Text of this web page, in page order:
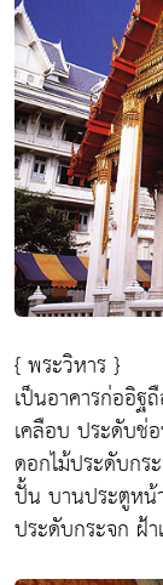
{ พระวิหาร }
เป็นอาคารก่ออิฐ
เคลือบ ประดับช่
ดอกไม้ประดับก
ปั้น บานประตูหน้
ประดับกระจก ฝ้